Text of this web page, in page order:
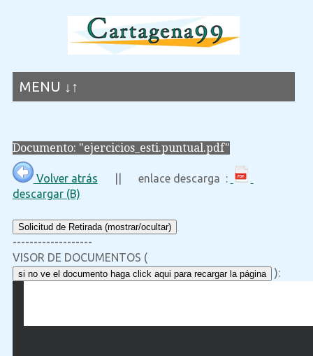
MENU ↓↑
Documento: "ejercicios_esti.puntual.pdf"
Volver atrás || enlace descarga :
descargar (B)
Solicitud de Retirada (mostrar/ocultar)
-------------------
VISOR DE DOCUMENTOS (
si no ve el documento haga click aqui para recargar la página ):